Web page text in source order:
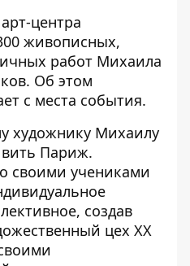
центра
живописных,
работ Михаила
Об этом
с места события.
художнику Михаилу
Париж.
своими учениками
создав
цех ХХ